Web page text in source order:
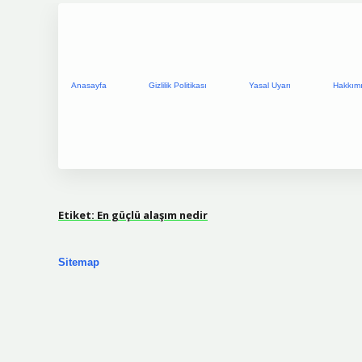
Anasayfa Gizlilik Politikası Yasal Uyarı
Etiket: En güçlü alaşım nedir
Sitemap